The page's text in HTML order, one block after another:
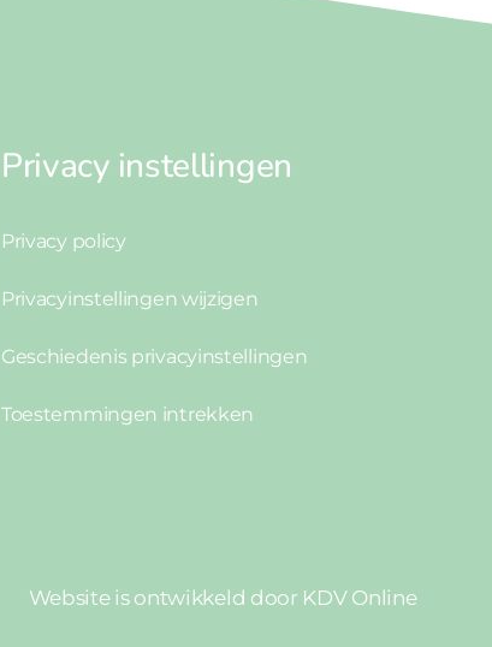
Privacy instellingen
Privacy policy
Privacyinstellingen wijzigen
Geschiedenis privacyinstellingen
Toestemmingen intrekken
Website is ontwikkeld door KDV Online